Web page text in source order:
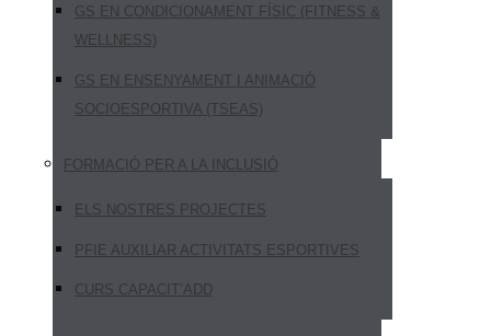
GS EN CONDICIONAMENT FÍSIC (FITNESS &
WELLNESS)
GS EN ENSENYAMENT I ANIMACIÓ
SOCIOESPORTIVA (TSEAS)
FORMACIÓ PER A LA INCLUSIÓ
ELS NOSTRES PROJECTES
PFIE AUXILIAR ACTIVITATS ESPORTIVES
CURS CAPACIT’ADD